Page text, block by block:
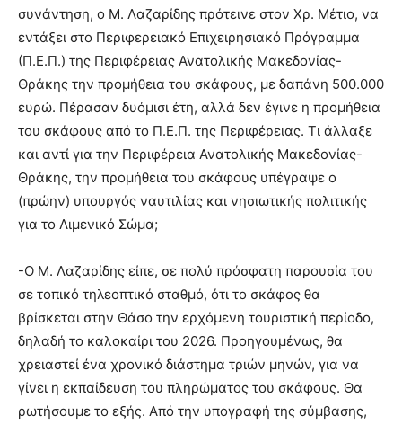
συνάντηση, ο Μ. Λαζαρίδης πρότεινε στον Χρ. Μέτιο, να
εντάξει στο Περιφερειακό Επιχειρησιακό Πρόγραμμα
(Π.Ε.Π.) της Περιφέρειας Ανατολικής Μακεδονίας-
Θράκης την προμήθεια του σκάφους, με δαπάνη 500.000
ευρώ. Πέρασαν δυόμισι έτη, αλλά δεν έγινε η προμήθεια
του σκάφους από το Π.Ε.Π. της Περιφέρειας. Τι άλλαξε
και αντί για την Περιφέρεια Ανατολικής Μακεδονίας-
Θράκης, την προμήθεια του σκάφους υπέγραψε ο
(πρώην) υπουργός ναυτιλίας και νησιωτικής πολιτικής
για το Λιμενικό Σώμα;
-Ο Μ. Λαζαρίδης είπε, σε πολύ πρόσφατη παρουσία του
σε τοπικό τηλεοπτικό σταθμό, ότι το σκάφος θα
βρίσκεται στην Θάσο την ερχόμενη τουριστική περίοδο,
δηλαδή το καλοκαίρι του 2026. Προηγουμένως, θα
χρειαστεί ένα χρονικό διάστημα τριών μηνών, για να
γίνει η εκπαίδευση του πληρώματος του σκάφους. Θα
ρωτήσουμε το εξής. Από την υπογραφή της σύμβασης,